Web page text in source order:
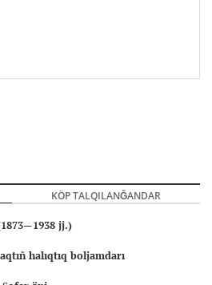
KÖP TALQILANĞANDAR
jj.)
halıqtıq boljamdarı